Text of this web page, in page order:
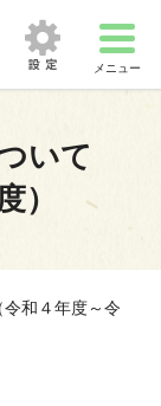
メニュー
いて
）
和４年度～令